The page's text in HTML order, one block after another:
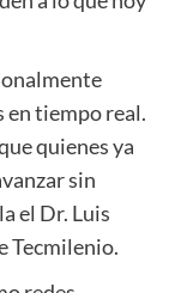
en tiempo real.
quienes ya
sin
el Dr. Luis
Tecmilenio.